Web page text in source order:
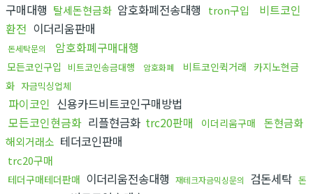
구매대행 탈세돈현금화 암호화폐전송대행 tron구입
비트코인
환전 이더리움판매
돈세탁문의 암호화폐구매대행
모든코인구입 비트코인송금대행 암호화폐 비트코인퀵거래 카지노현금
화 자금믹싱업체
파이코인 신용카드비트코인구매방법
모든코인현금화 리플현금화 trc20판매 이더리움구매
돈현금화
해외거래소 테더코인판매
trc20구매
테더구매테더판매 이더리움전송대행 재테크자금믹싱문의 검돈세탁 돈